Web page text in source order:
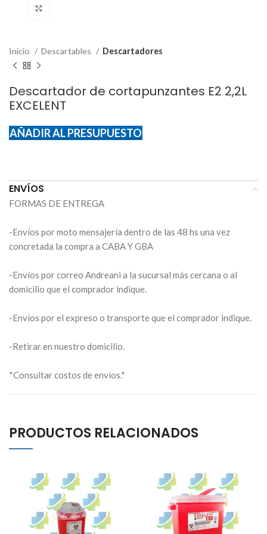
Inicio Descartables Descartadores
Descartador de cortapunzantes E2 2,2L
EXCELENT
AÑADIR AL PRESUPUESTO
ENVÍOS
FORMAS DE ENTREGA
-Envíos por moto mensajería dentro de las 48 hs una vez
concretada la compra a CABA Y GBA
-Envíos por correo Andreani a la sucursal más cercana o al
domicilio que el comprador indique.
-Envíos por el expreso o transporte que el comprador indique.
-Retirar en nuestro domicilio.
*Consultar costos de envíos.*
PRODUCTOS RELACIONADOS